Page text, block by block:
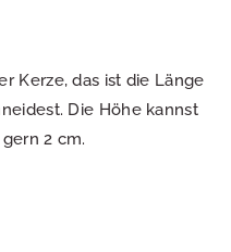
Kerze, das ist die Länge
Die Höhe kannst
2 cm.